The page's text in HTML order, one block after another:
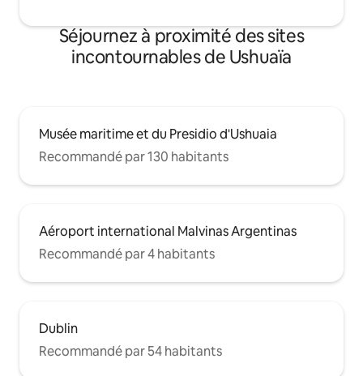
Séjournez à proximité des sites
incontournables de Ushuaïa
Musée maritime et du Presidio d'Ushuaia
Recommandé par 130 habitants
Aéroport international Malvinas Argentinas
Recommandé par 4 habitants
Dublin
Recommandé par 54 habitants